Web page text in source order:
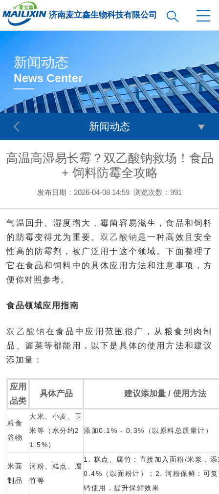
济南麦立鑫生物科技有限公司
新闻动态
News Center
新闻动态
高温高湿易长霉？双乙酸钠救场！食品
+ 饲料防霉全攻略
发布日期：2026-04-08 14:59 浏览次数：991
气温回升、湿度增大，霉菌容易滋生，食品和饲料
的防霉变得尤为重要。双乙酸钠是一种高效且安全
性高的防霉剂，被广泛用于这个领域。下面整理了
它在食品和饲料中的具体应用方法和注意事项，方
便你对照参考。
食品领域应用指南
双乙酸钠在食品中应用范围很广，从粮食到肉制
品、酱菜等都能用，以下是具体的使用方法和建议
添加量：
应用
品类
具体产品 建议添加量 / 使用方法
粮食
谷物
大米、小麦、玉
米等（水分约2
1.5%）
添加0.1% - 0.3%（以原料总质量计）
米面
制品
河粉、糕点、腐
竹等
1. 糕点、腐竹：直接加入面粉/米浆，
0.4%（以面粉计）；2. 河粉保鲜：可
钙使用，提升保鲜效果